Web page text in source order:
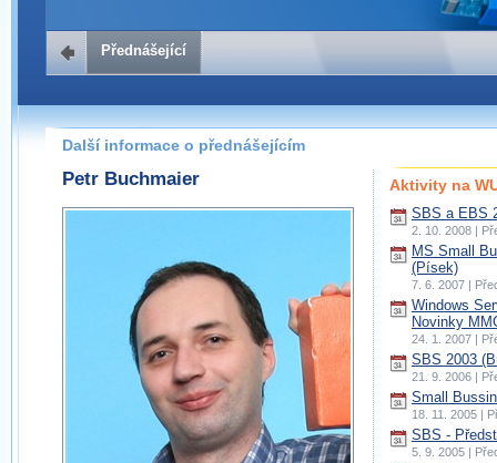
Přednášející
Další informace o přednášejícím
Petr Buchmaier Aktivity na
SBS a EBS
2. 10. 2008 |
MS Small
(Písek)
7. 6. 2007 |
Windows
Novinky
24. 1. 2007 |
SBS 2003
21. 9. 2006 |
Small
18. 11. 2005 |
SBS -
5. 9. 2005 |